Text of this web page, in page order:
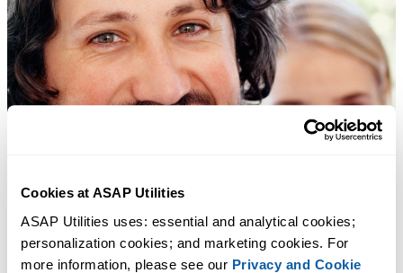
Cookies at ASAP Utilities
ASAP Utilities uses: essential and analytical cookies;
personalization cookies; and marketing cookies. For
more information, please see our Privacy and Cookie